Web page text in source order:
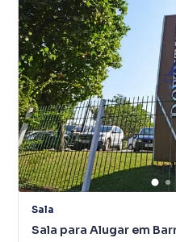
Sala
Sala para Alugar em